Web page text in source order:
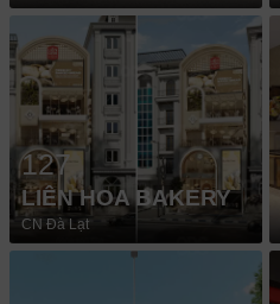
127
LIÊN HOA BAKERY
CN Đà Lạt